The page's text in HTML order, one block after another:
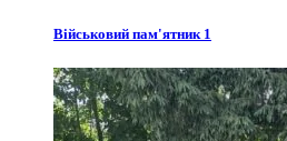
Військовий пам'ятник 1